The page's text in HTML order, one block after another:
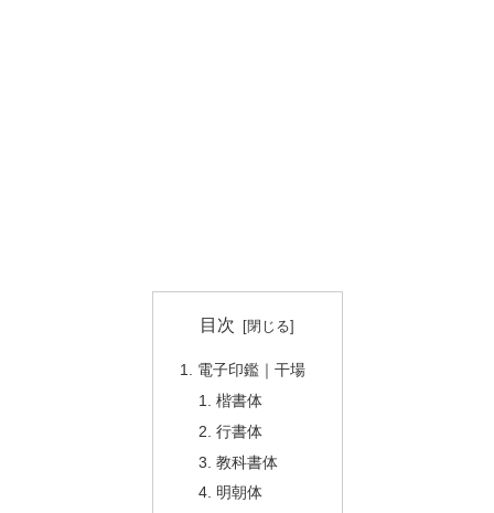
目次
電子印鑑｜干場
楷書体
行書体
教科書体
明朝体